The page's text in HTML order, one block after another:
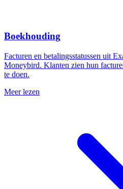
Boekhouding
Facturen en betalingsstatussen uit
Moneybird. Klanten zien hun
te doen.
Meer lezen